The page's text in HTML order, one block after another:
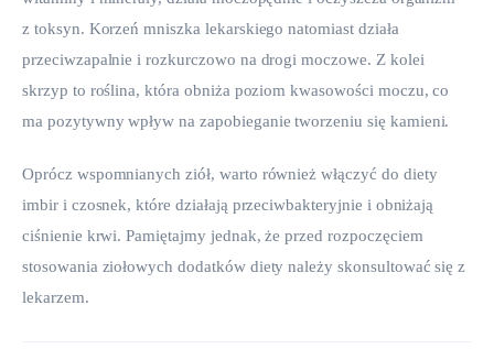
z toksyn. Korzeń mniszka lekarskiego natomiast działa
przeciwzapalnie i rozkurczowo na drogi moczowe. Z kolei
skrzyp to roślina, która obniża poziom kwasowości moczu, co
ma pozytywny wpływ na zapobieganie tworzeniu się kamieni.
Oprócz wspomnianych ziół, warto również włączyć do diety
imbir i czosnek, które działają przeciwbakteryjnie i obniżają
ciśnienie krwi. Pamiętajmy jednak, że przed rozpoczęciem
stosowania ziołowych dodatków diety należy skonsultować się z
lekarzem.